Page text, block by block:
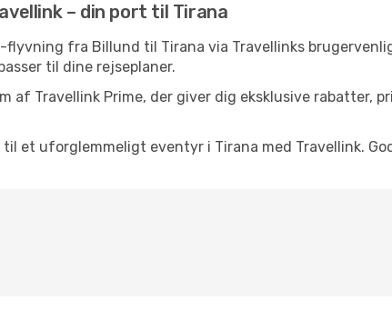
– din port til Tirana
fra Billund til Tirana via Travellinks
til dine rejseplaner.
af Travellink Prime, der giver dig eksklusive rabatter,
et uforglemmeligt eventyr i Tirana med Travellink.